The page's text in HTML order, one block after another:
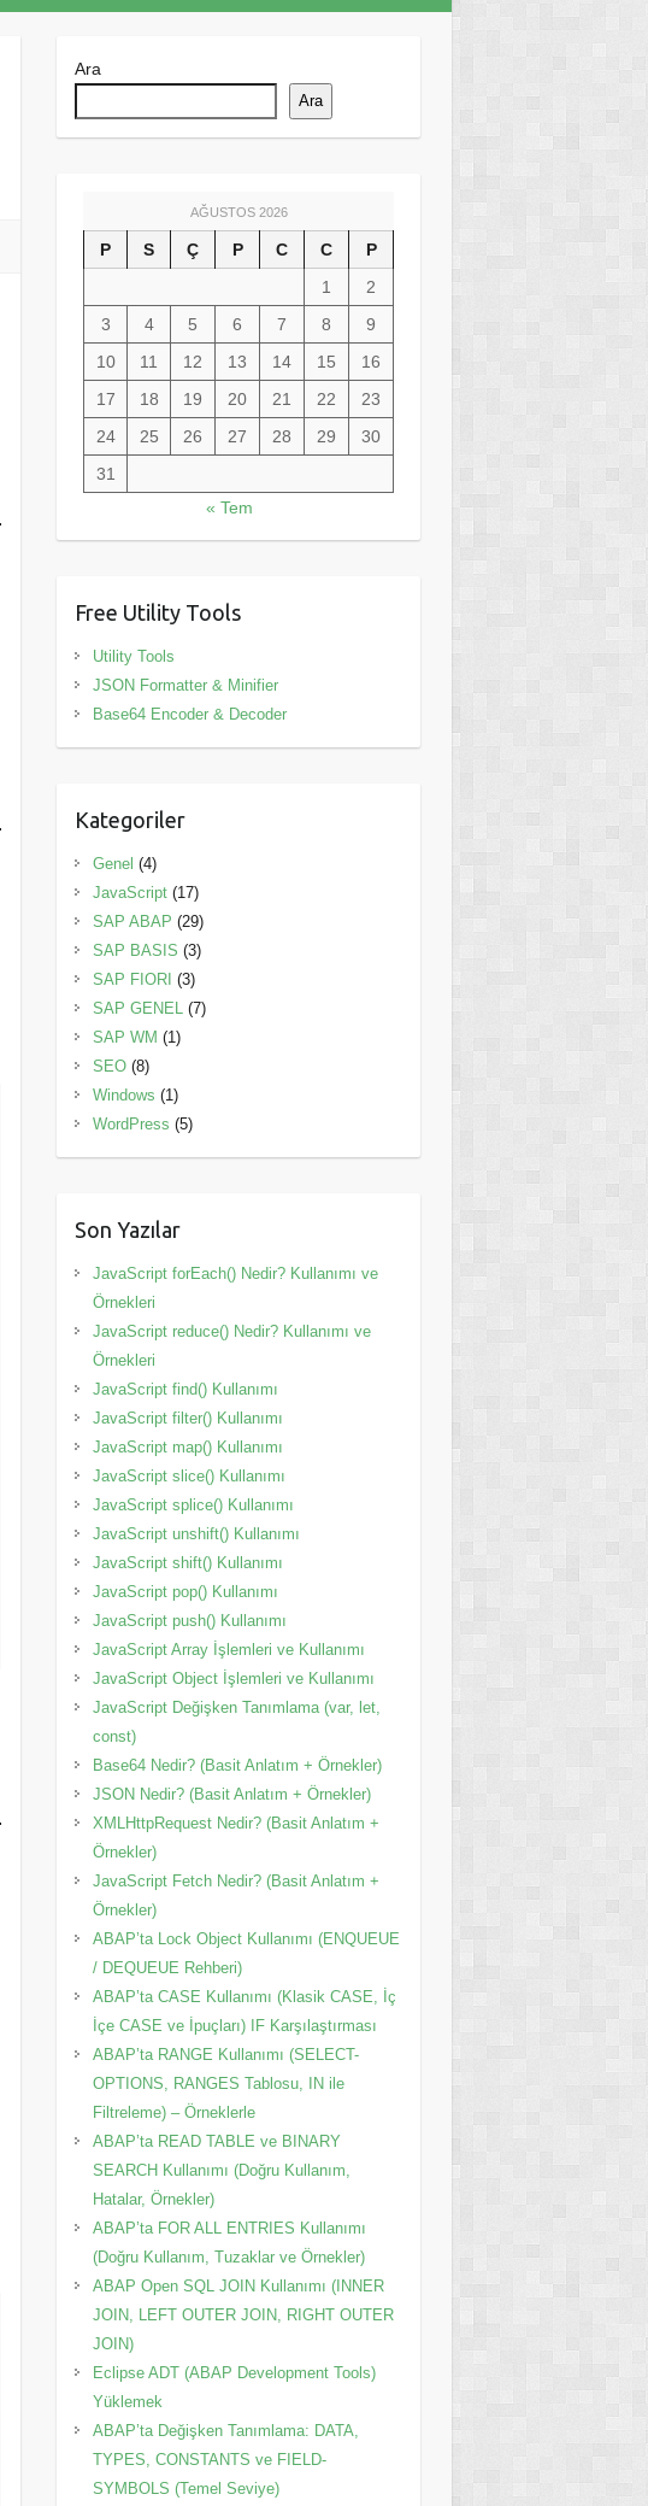
Ara
Ara
AĞUSTOS 2026
P S Ç P C C
P
1
2
3
4 5 6 7 8
9
10
11 12 13 14 15
16
17
18 19 20 21 22
23
24
25 26 27 28 29
30
31
« Tem
Free Utility Tools
Utility Tools
JSON Formatter & Minifier
Base64 Encoder & Decoder
Kategoriler
Genel (4)
JavaScript(17)
SAP ABAP (29)
SAP BASIS (3)
SAP FIORI (3)
SAP GENEL (7)
SAP WM (1)
SEO(8)
Windows (1)
WordPress (5)
Son Yazılar
JavaScript forEach() Nedir? Kullanımı ve
Örnekleri
JavaScript reduce() Nedir? Kullanımı ve
Örnekleri
JavaScript find() Kullanımı
JavaScript filter() Kullanımı
JavaScript map() Kullanımı
JavaScript slice() Kullanımı
JavaScript splice() Kullanımı
JavaScript unshift() Kullanımı
JavaScript shift() Kullanımı
JavaScript pop() Kullanımı
JavaScript push() Kullanımı
JavaScript Array İşlemleri ve Kullanımı
JavaScript Object İşlemleri ve Kullanımı
JavaScript Değişken Tanımlama (var, let,
const)
Base64 Nedir? (Basit Anlatım + Örnekler)
JSON Nedir? (Basit Anlatım + Örnekler)
XMLHttpRequest Nedir? (Basit Anlatım +
Örnekler)
JavaScript Fetch Nedir? (Basit Anlatım +
Örnekler)
ABAP’ta Lock Object Kullanımı (ENQUEUE
/ DEQUEUE Rehberi)
ABAP’ta CASE Kullanımı (Klasik CASE, İç
İçe CASE ve İpuçları) IF Karşılaştırması
ABAP’ta RANGE Kullanımı (SELECT-
OPTIONS, RANGES Tablosu, IN ile
Filtreleme) – Örneklerle
ABAP’ta READ TABLE ve BINARY
SEARCH Kullanımı (Doğru Kullanım,
Hatalar, Örnekler)
ABAP’ta FOR ALL ENTRIES Kullanımı
(Doğru Kullanım, Tuzaklar ve Örnekler)
ABAP Open SQL JOIN Kullanımı (INNER
JOIN, LEFT OUTER JOIN, RIGHT OUTER
JOIN)
Eclipse ADT (ABAP Development Tools)
Yüklemek
ABAP’ta Değişken Tanımlama: DATA,
TYPES, CONSTANTS ve FIELD-
SYMBOLS (Temel Seviye)